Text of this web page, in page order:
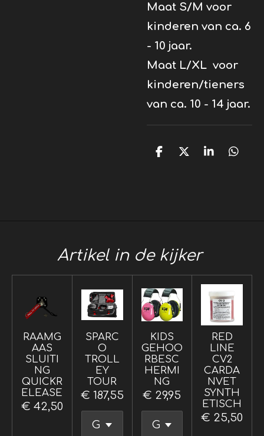
Maat S/M voor
kinderen van ca. 6
- 10 jaar.
Maat L/XL voor
kinderen/tieners
van ca. 10 - 14 jaar.
D
D
S
D
Artikel in de kijker
RAAMG
AAS
SLUITI
NG
QUICKR
ELEASE
€ 42,50
SPARC
O
TROLL
EY
TOUR
€ 187,55
KIDS
GEHOO
RBESC
HERMI
NG
€ 29,95
RED
LINE
CV2
CARDA
NVET
SYNTH
ETISCH
€ 25,50